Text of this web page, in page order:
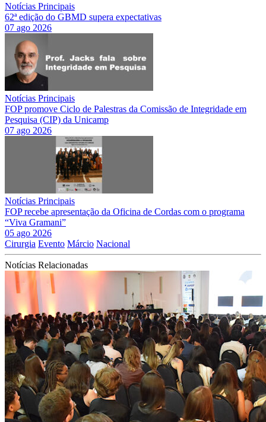
Notícias Principais
62ª edição do GBMD supera expectativas
07 ago 2026
Notícias Principais
FOP promove Ciclo de Palestras da Comissão de Integridade em
Pesquisa (CIP) da Unicamp
07 ago 2026
Notícias Principais
FOP recebe apresentação da Oficina de Cordas com o programa
“Viva Gramani”
05 ago 2026
Cirurgia Evento Márcio Nacional
Notícias Relacionadas